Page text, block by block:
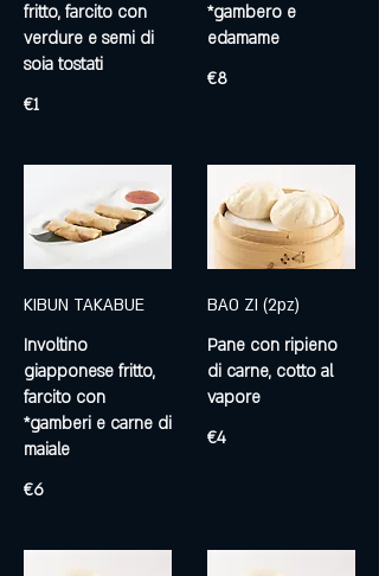
fritto, farcito con
verdure e semi di
€1
*gambero e
edamame
€8
KIBUN TAKABUE
Involtino
giapponese fritto,
farcito con
*gamberi e carne di
maiale
€6
BAO ZI (2pz)
Pane con ripieno
di carne, cotto al
€4